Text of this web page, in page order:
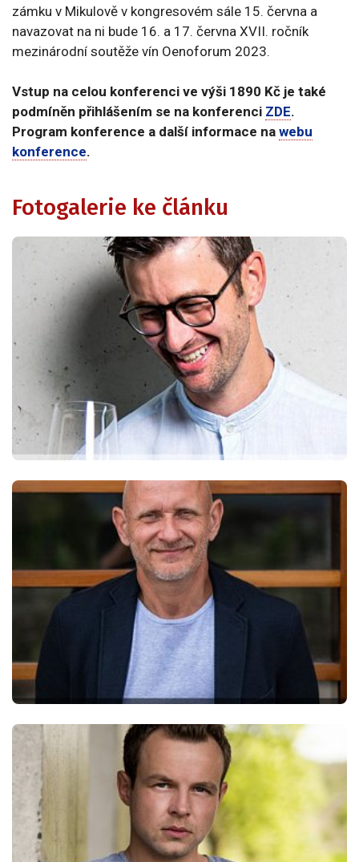
zámku v Mikulově v kongresovém sále 15. června a
navazovat na ni bude 16. a 17. června XVII. ročník
mezinárodní soutěže vín Oenoforum 2023.
Vstup na celou konferenci ve výši 1890 Kč je také
podmíněn přihlášením se na konferenci ZDE.
Program konference a další informace na webu
konference.
Fotogalerie ke článku